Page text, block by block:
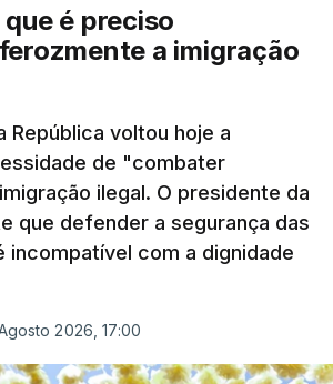
Marinha, a Autoridade Marítima
Aérea.
até ao momento de que
2025.
visa a deteção em alto mar
de alta velocidade (EAV) que
para o tráfico de droga.
é preciso
a imigração
República voltou hoje a
de "combater
ilegal. O presidente da
que defender a segurança das
incompatível com a dignidade
2026, 17:00